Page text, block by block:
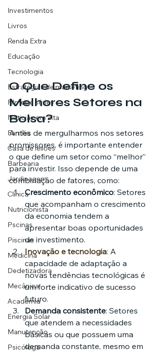
Investimentos
Livros
Renda Extra
Educação
Tecnologia
Estratégias de marketing
Filmes e séries
Noticias em alta
Família
Casa de leilões
Barbearia
Jardinagem
Clínica
Nutricionista
Pscinas
Piscinas
Medicina
Dedetizadora
Mecânica
Academia
Energia Solar
Manutenção
Psicóloga
O Que Define os
Melhores Setores na
Bolsa?
Antes de mergulharmos nos setores
promissores, é importante entender
o que define um setor como “melhor”
para investir. Isso depende de uma
combinação de fatores, como:
Crescimento econômico: Setores
que acompanham o crescimento
da economia tendem a
apresentar boas oportunidades
de investimento.
Inovação e tecnologia: A
capacidade de adaptação a
novas tendências tecnológicas é
um forte indicativo de sucesso
futuro.
Demanda consistente: Setores
que atendem a necessidades
básicas ou que possuem uma
demanda constante, mesmo em